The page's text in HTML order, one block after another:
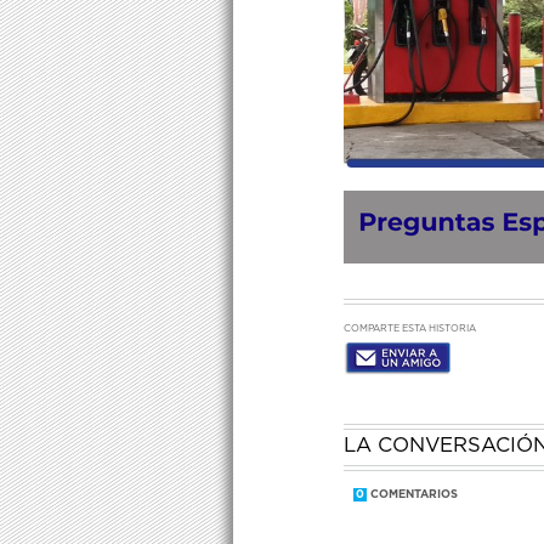
COMPARTE ESTA HISTORIA
LA
0 COMENTARIOS